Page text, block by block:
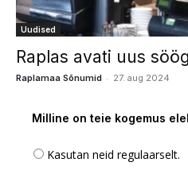
Uudised
Raplas avati uus
Raplamaa Sõnumid - 27. aug 2024
Milline on teie kogemus
Kasutan neid regulaarselt.